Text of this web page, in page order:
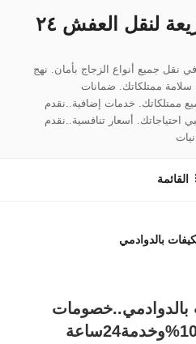
شركة الانجاز السريعة لنقل العفش ٢٤
نقل جميع أنواع الزجاج بأمان. نهج
سلامة ممتلكاتك. ضمانات
ممتلكاتك. خدمات إضافية..نقدم
احتياجاتك. أسعار تنافسية..نقدم
القائمة
بالدوادمي
حصرية..جودة عالية 100%وخدمة24ساعة